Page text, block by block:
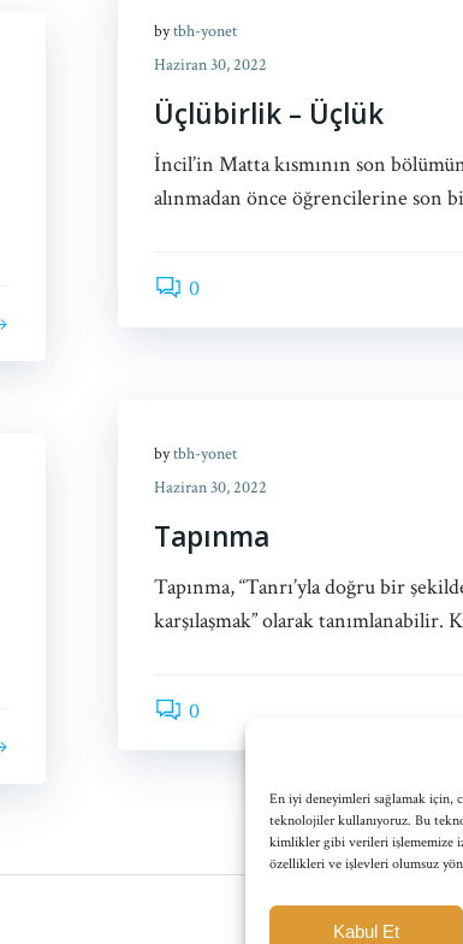
En iyi deneyimleri sağlamak için,
teknolojiler kullanıyoruz. Bu
kimlikler gibi verileri işlememize
özellikleri ve işlevleri olumsuz
Kabul Et
bytbh-yonet
Haziran 30, 2022
Üçlübirlik – Üçlük
İncil’in Matta kısmının son
alınmadan önce öğrencilerine
0
bytbh-yonet
Haziran 30, 2022
Tapınma
Tapınma, “Tanrı’yla doğru bir
karşılaşmak” olarak tanımlanabilir.
0